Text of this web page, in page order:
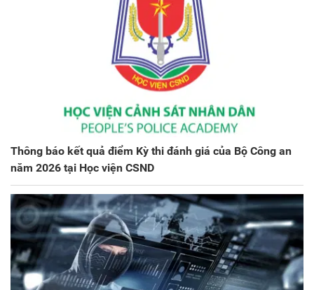
Thông báo kết quả điểm Kỳ thi đánh giá của Bộ Công an
năm 2026 tại Học viện CSND